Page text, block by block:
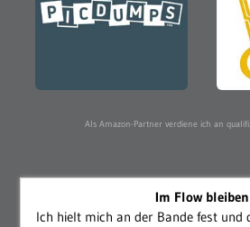
Als Amazon-Partner verdiene ich an
Im Flow bleiben
Ich hielt mich an der Bande fest und